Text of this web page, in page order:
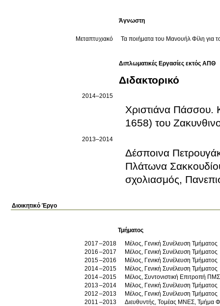
Άγνωστη
Μεταπτυχιακό Τα ποιήματα του Μανουήλ Φίλη για
Διπλωματικές Εργασίες εκτός ΑΠΘ
Διδακτορικό
2014–2015
Χριστιάνα Πάσσου.
1658) του
2013–2014
Δέσποινα
Πλάτωνα
σχολιασμός,
Διοικητικό Έργο
Τμήματος
2017
2018
Μέλος, Γενική Συνέλευση Τμήματος
2016
2017
Μέλος, Γενική Συνέλευση Τμήματος
2015
2016
Μέλος, Γενική Συνέλευση Τμήματος
2014
2015
Μέλος, Γενική Συνέλευση Τμήματος
2014
2015
Μέλος, Συντονιστική Επιτροπή ΠΜΣ
2013
2014
Μέλος, Γενική Συνέλευση Τμήματος
2012
2013
Μέλος, Γενική Συνέλευση Τμήματος
2011
2013
Διευθυντής, Τομέας ΜΝΕΣ, Τμήμα